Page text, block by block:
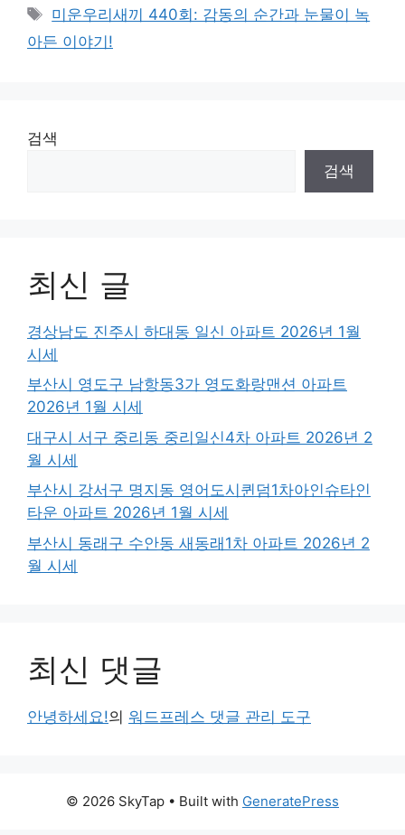
Tags
미운우리새끼 440회: 감동의 순간과 눈물이 녹
아든 이야기!
검색
검색
최신 글
경상남도 진주시 하대동 일신 아파트 2026년 1월
시세
부산시 영도구 남항동3가 영도화랑맨션 아파트
2026년 1월 시세
대구시 서구 중리동 중리일신4차 아파트 2026년 2
월 시세
부산시 강서구 명지동 영어도시퀸덤1차아인슈타인
타운 아파트 2026년 1월 시세
부산시 동래구 수안동 새동래1차 아파트 2026년 2
월 시세
최신 댓글
안녕하세요!의 워드프레스 댓글 관리 도구
© 2026 SkyTap • Built with GeneratePress